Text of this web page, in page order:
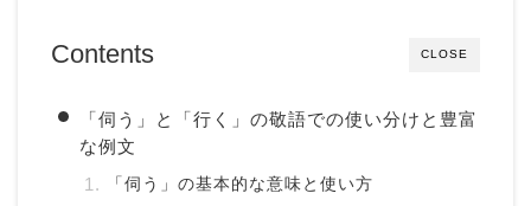
CLOSE
Contents
「伺う」と「行く」の敬語での使い分けと豊富
な例文
「伺う」の基本的な意味と使い方